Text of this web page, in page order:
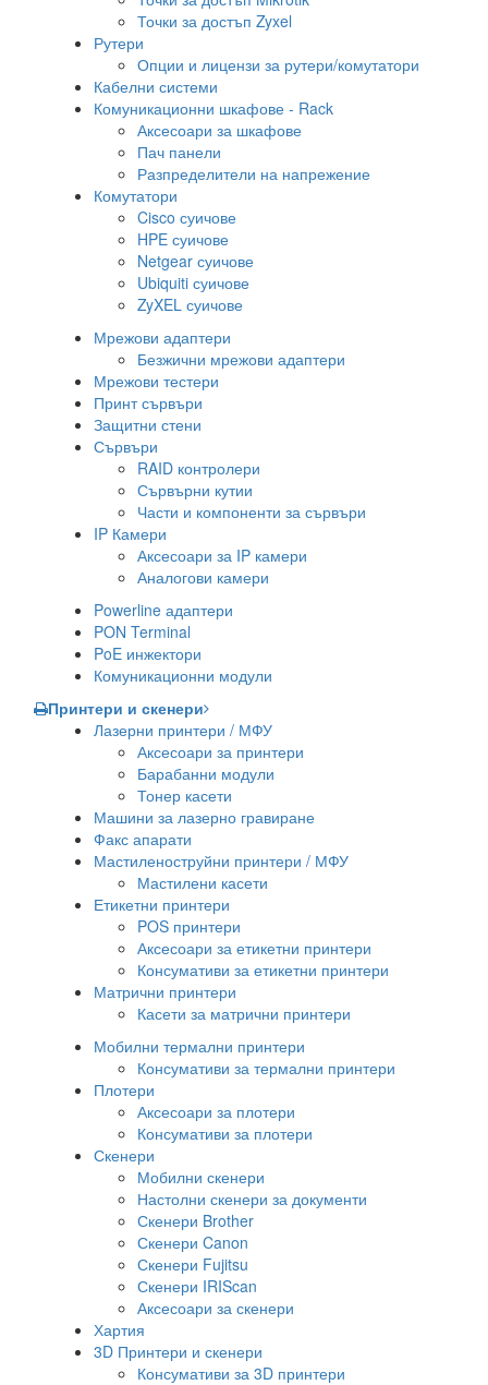
Точки за достъп Zyxel
Рутери
Опции и лицензи за рутери/комутатори
Кабелни системи
Комуникационни шкафове - Rack
Аксесоари за шкафове
Пач панели
Разпределители на напрежение
Комутатори
Cisco суичове
HPE суичове
Netgear суичове
Ubiquiti суичове
ZyXEL суичове
Мрежови адаптери
Безжични мрежови адаптери
Мрежови тестери
Принт сървъри
Защитни стени
Сървъри
RAID контролери
Сървърни кутии
Части и компоненти за сървъри
IP Камери
Аксесоари за IP камери
Аналогови камери
Powerline адаптери
PON Terminal
PoE инжектори
Комуникационни модули
Принтери и скенери
Лазерни принтери / МФУ
Аксесоари за принтери
Барабанни модули
Тонер касети
Машини за лазерно гравиране
Факс апарати
Мастиленоструйни принтери / МФУ
Мастилени касети
Етикетни принтери
POS принтери
Аксесоари за етикетни принтери
Консумативи за етикетни принтери
Матрични принтери
Касети за матрични принтери
Мобилни термални принтери
Консумативи за термални принтери
Плотери
Аксесоари за плотери
Консумативи за плотери
Скенери
Мобилни скенери
Настолни скенери за документи
Скенери Brother
Скенери Canon
Скенери Fujitsu
Скенери IRIScan
Аксесоари за скенери
Хартия
3D Принтери и скенери
Консумативи за 3D принтери